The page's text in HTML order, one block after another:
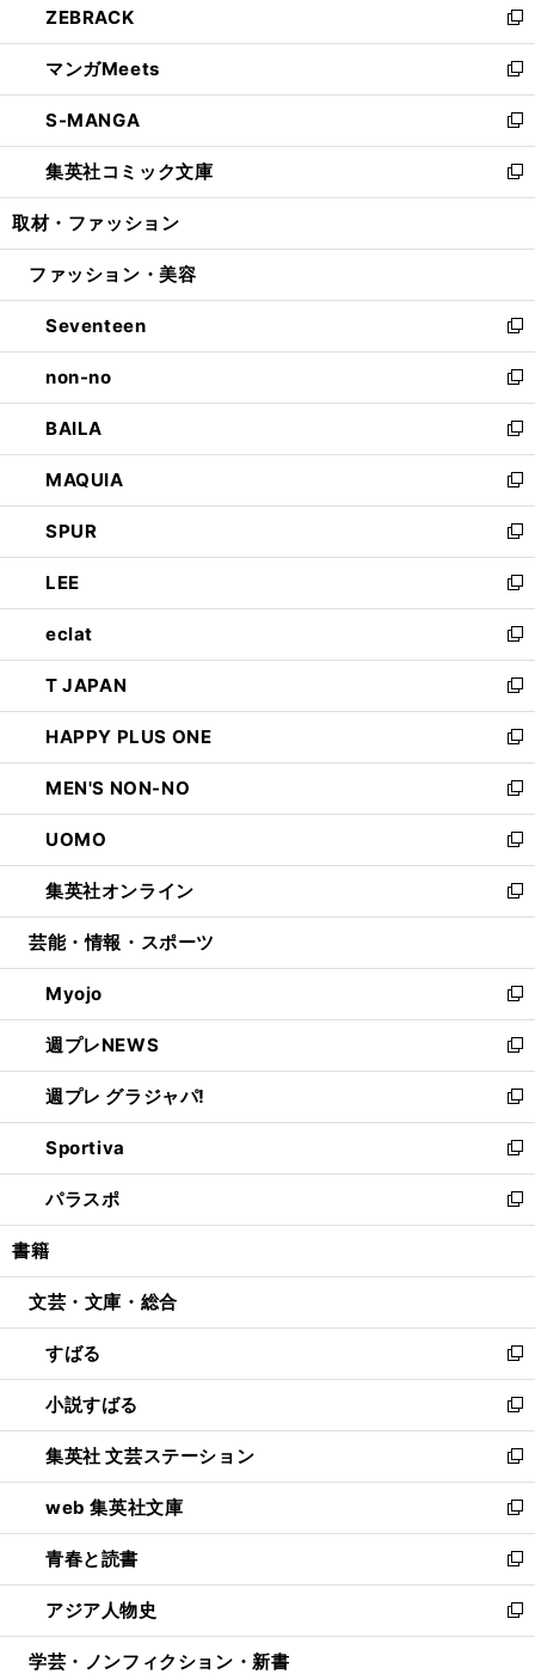
く
で
開
く
ド
ウ
で
開
く
ィ
ン
ド
ウ
で
開
く
い
ウ
ィ
ン
ド
ウ
で
開
ZEBRACK
新
し
い
ウ
ィ
ン
ド
ウ
開
マンガMeets
新
し
い
ウ
ィ
ン
ウ
開
く
S-MANGA
新
し
い
ウ
ン
ウ
で
開
く
集英社コミック文庫
新
し
ウ
ン
ド
ウ
で
開
く
取材・ファッション
ファッション・美容
Seventeen
新
し
い
ウ
ィ
ン
ド
ウ
で
開
く
non-no
新
し
い
ウ
ィ
ン
ド
ウ
で
開
く
BAILA
新
し
い
ウ
ィ
ン
ド
ウ
で
開
く
MAQUIA
新
し
い
ウ
ィ
ン
ド
ウ
で
開
く
SPUR
新
し
い
ウ
ィ
ン
ド
ウ
で
開
く
LEE
新
し
い
ウ
ィ
ン
ド
ウ
で
開
く
eclat
新
し
い
ウ
ィ
ン
ド
ウ
で
開
く
T JAPAN
新
し
い
ウ
ィ
ン
ド
ウ
で
開
HAPPY PLUS ONE
新
し
い
ウ
ィ
ン
ド
ウ
開
く
MEN'S NON-NO
新
し
い
ウ
ィ
ン
ウ
で
開
く
UOMO
新
し
い
ウ
ン
ド
ウ
で
開
く
集英社オンライン
新
し
ウ
ィ
ン
ド
ウ
で
開
く
芸能・情報・スポーツ
Myojo
新
し
い
ウ
ィ
ン
ド
ウ
で
開
週プレNEWS
新
し
い
ウ
ィ
ン
ド
ウ
開
週プレ グラジャパ!
新
し
い
ウ
ィ
ン
ウ
開
く
Sportiva
新
し
い
ウ
ン
ウ
で
開
く
パラスポ
新
し
ウ
ン
ド
ウ
で
開
く
書籍
文芸・文庫・総合
すばる
新
し
い
ウ
ィ
ン
ド
ウ
で
開
く
小説すばる
新
し
い
ウ
ィ
ン
ド
ウ
で
開
集英社 文芸ステーション
新
し
い
ウ
ィ
ン
ド
ウ
web 集英社文庫
新
し
い
ウ
ィ
ン
青春と読書
新
し
い
ウ
アジア人物史
新
し
学芸・ノンフィクション・新書